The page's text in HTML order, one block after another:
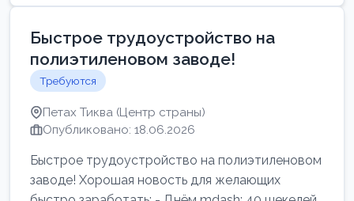
Быстрое трудоустройство на
полиэтиленовом заводе!
Требуются
Петах Тиква (Центр страны)
Опубликовано: 18.06.2026
Быстрое трудоустройство на полиэтиленовом
заводе! Хорошая новость для желающих